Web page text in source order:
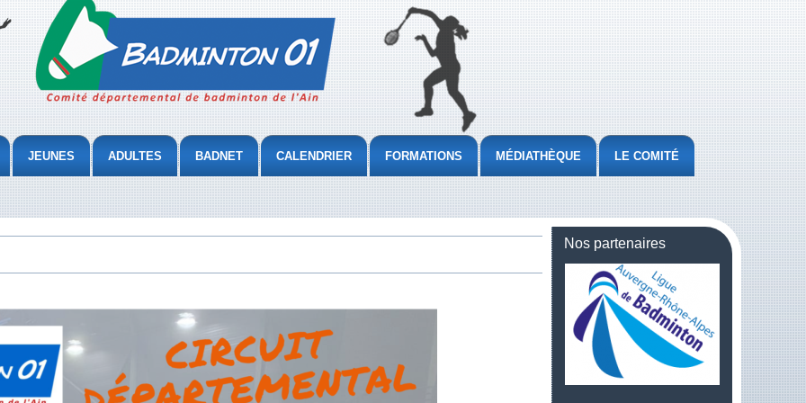
JEUNES ADULTES BADNET CALENDRIER FORMATIONS MÉDIATHÈQUE LE COMITÉ
Nos partenaires